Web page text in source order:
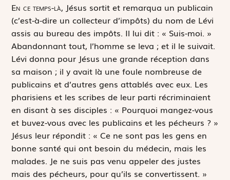
En ce temps-là, Jésus sortit et remarqua un publicain
(c’est-à-dire un collecteur d’impôts) du nom de Lévi
assis au bureau des impôts. Il lui dit : « Suis-moi. »
Abandonnant tout, l’homme se leva ; et il le suivait.
Lévi donna pour Jésus une grande réception dans
sa maison ; il y avait là une foule nombreuse de
publicains et d’autres gens attablés avec eux. Les
pharisiens et les scribes de leur parti récriminaient
en disant à ses disciples : « Pourquoi mangez-vous
et buvez-vous avec les publicains et les pécheurs ? »
Jésus leur répondit : « Ce ne sont pas les gens en
bonne santé qui ont besoin du médecin, mais les
malades. Je ne suis pas venu appeler des justes
mais des pécheurs, pour qu’ils se convertissent. »